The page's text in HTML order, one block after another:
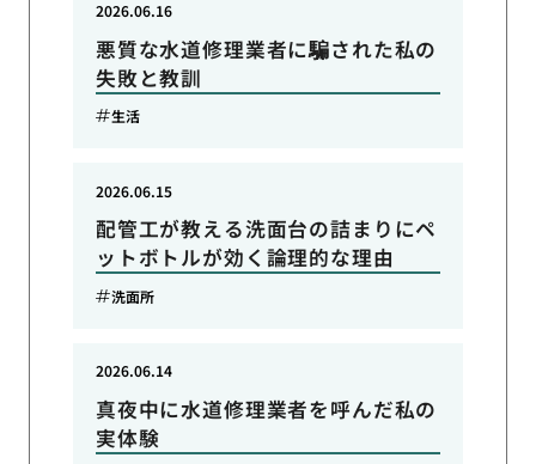
悪質な水道修理業者に騙された私の
失敗と教訓
2026.06.16
生活
配管工が教える洗面台の詰まりにペ
ットボトルが効く論理的な理由
2026.06.15
洗面所
真夜中に水道修理業者を呼んだ私の
実体験
2026.06.14